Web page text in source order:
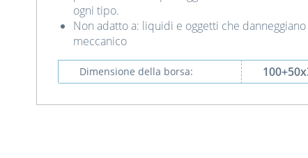
ogni tipo.
Non adatto a: liquidi e oggetti che
meccanico
Dimensione della borsa: